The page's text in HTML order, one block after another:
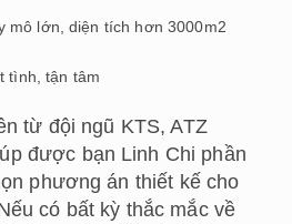
mô lớn, diện tích hơn 3000m2
tình, tận tâm
từ đội ngũ KTS, ATZ
được bạn Linh Chi phần
phương án thiết kế cho
có bất kỳ thắc mắc về